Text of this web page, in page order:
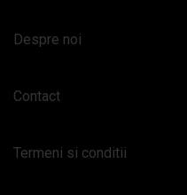
Despre noi
Contact
Termeni si conditii